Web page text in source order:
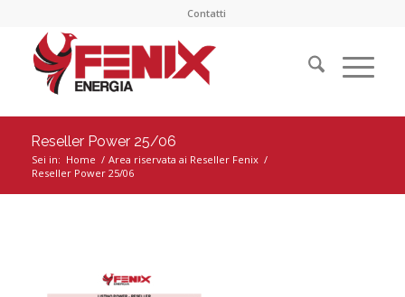
Contatti
Reseller Power 25/06
Sei in: Home / Area riservata ai Reseller Fenix /
Reseller Power 25/06